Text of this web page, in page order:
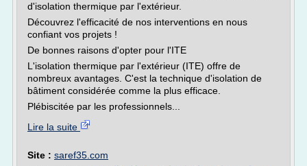
d'isolation thermique par l'extérieur.
Découvrez l'efficacité de nos interventions en nous
confiant vos projets !
De bonnes raisons d'opter pour l'ITE
L'isolation thermique par l'extérieur (ITE) offre de
nombreux avantages. C'est la technique d'isolation de
bâtiment considérée comme la plus efficace.
Plébiscitée par les professionnels...
Lire la suite
Site : saref35.com